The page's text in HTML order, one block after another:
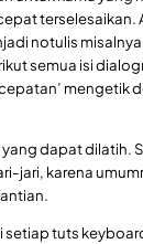
notulis
semua isi
mengetik
dapat dilatih.
jari, karena
setiap tuts